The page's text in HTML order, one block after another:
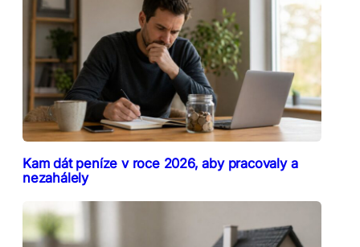
Kam dát peníze v roce 2026, aby pracovaly a
nezahálely